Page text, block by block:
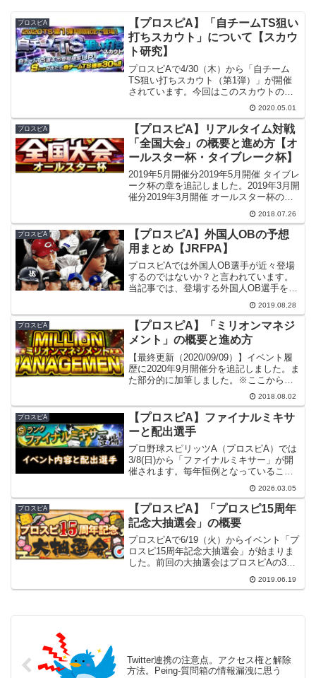
プロスピA
【プロスピA】「自チームTS狙い
打ちスカウト」について【スカウ
ト研究】
プロスピAで4/30（木）から「自チーム
TS狙い打ちスカウト（第1弾）」が開催
されています。今回はこのスカウトの内
容を見てみたいと思います。【注意】本
記事の内容には間違いや説明不足がある
可能性がありますので実際にスカウトを
行う際はスカウトの...
2020.05.01
プロスピA
【プロスピA】リアルタイム対戦
「全国大会」の概要と進め方【オ
ールスター杯・タイブレーク杯】
2019年5月開催分2019年5月開催 タイブレ
ーク杯の章を追記しました。2019年3月開
催分2019年3月開催 オールスター杯の章
を追記しました。※ここから下は（基本
的に）2018年7月開催分の情報です。プロ
スピAで7/26(木) 15:...
2018.07.26
プロスピA
【プロスピA】外国人OBの予想
用まとめ【JRFPA】
プロスピAでは外国人OB選手が近々登場
するのではないか？と言われています。
当記事では、登場する外国人OB選手を予
想するための情報をまとめてみました。
当ブログ「プロスピA」記事のもくじはこ
ちら。▶️ 【プロスピA】記事もくじ外国
人OB選手プロ...
2019.08.28
プロスピA
【プロスピA】「ミリオンマネジ
メント」の概要と進め方
【最終更新（2020/09/09）】イベント履
歴に2020年9月開催分を追記しました。ま
た部分的に加筆しました。※ここから下
は基本的に2018年8月開催分の情報です。
プロスピAで8/2（木）からイベント「ミ
リオンマネジメント」が始まりました...
2018.08.02
プロスピA
【プロスピA】ファイナルミキサ
ーと配出選手
プロ野球スピリッツA（プロスピA）では
3/8(日)から「ファイナルミキサー」が開
催されます。毎年恒例となっているこの
イベントですが、一度内容をまとめてみ
たいと思います。【変更履歴】 入手選手
一覧の章を追記しました。開催期間
2026/3/8(...
2026.03.05
プロスピA
【プロスピA】「プロスピ15周年
記念大抽選会」の概要
プロスピAで6/19（火）からイベント「プ
ロスピ15周年記念大抽選会」が始まりま
した。前回の大抽選会はプロスピAの3周
年記念でしたが、今回はプロスピシリー
ズの15周年記念です。前回と同じ所と違
2019.06.19
Twitter連携の注意点。アクセス権と解除
方法。Peing-質問箱の情報漏洩に思う